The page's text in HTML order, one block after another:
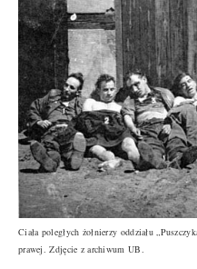
Ciała poległych żołnierzy oddziału
prawej. Zdjęcie z archiwum UB.